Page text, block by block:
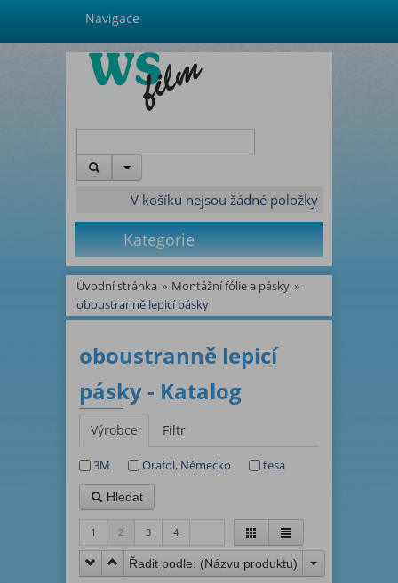
Navigace
V košíku nejsou žádné položky
Kategorie
Úvodní stránka » Montážní fólie a pásky »
oboustranně lepicí pásky
oboustranně lepicí
pásky - Katalog
Výrobce Filtr
3M Orafol, Německo tesa
Hledat
1 2 3 4
Řadit podle: (Názvu produktu)